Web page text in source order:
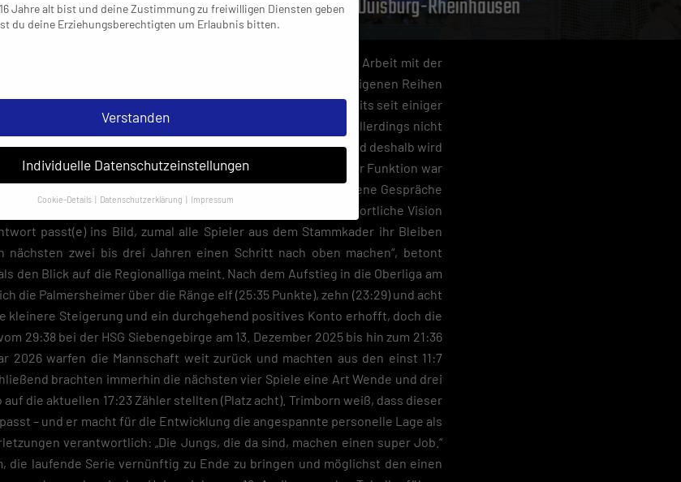
so ist, wird sich etwa Peter Trimborn aus der direkten Arbeit mit der
Saison) zurückziehen und den Stab an den aus den eigenen Reihen
der als Vertreter der nächsten Trainergeneration bereits seit einiger
ums Team alleinverantwortlich trifft. Peter Trimborn wäre allerdings nicht
Verrückter nicht in einer anderen Funktion an Bord bliebe – und deshalb wird
nun als Sportlicher Leiter mittragen/vorantreiben. In dieser Funktion war
unterwegs: „Wir hatten sehr angenehme und offene Gespräche
Unser Gerüst steht.“ Eine dieser Fragen ging auf die sportliche Vision
passt(e) ins Bild, zumal alle Spieler aus dem Stammkader ihr Bleiben
nächsten zwei bis drei Jahren einen Schritt nach oben machen“, betont
den Blick auf die Regionalliga meint. Nach dem Aufstieg in die Oberliga am
die Palmersheimer über die Ränge elf (25:35 Punkte), zehn (23:29) und acht
kleinere Steigerung und ein durchgehend positives Konto erhofft, doch die
29:38 bei der HSG Siebengebirge am 13. Dezember 2025 bis hin zum 21:36
2026 warfen die Mannschaft weit zurück und machten aus den einst 11:7
brachten immerhin die nächsten vier Spiele eine Art Wende und drei
die aktuellen 17:23 Zähler stellten (Platz acht). Trimborn weiß, dass dieser
– und er macht für die Entwicklung die angespannte personelle Lage als
verantwortlich: „Die Jungs, die da sind, machen einen super Job.“
die laufende Serie vernünftig zu Ende zu bringen und möglichst den einen
Jahre alt bist und deine Zustimmung zu freiwilligen Diensten geben
du deine Erziehungsberechtigten um Erlaubnis bitten.
& Nutzungsbedingungen
Verstanden
Individuelle Datenschutzeinstellungen
Cookie-Details Datenschutzerklärung Impressum
Datenschutzeinstellungen
wir den Dienst „GoogleAnalytics“ der Google Ireland
personenbezogene Daten verarbeitet werden (z. B. IP-
zu den Funktionen und Anbietern der verwendeten
unten unter „Cookie-Details“. Weitere Informationen über die
„Verstanden“ erklärst du dich mit der Verwendung der Cookies
bitten dich um Verständnis, dass du ohne Zustimmung zur
Jahre alt bist und deine Zustimmung zu freiwilligen Diensten geben
du deine Erziehungsberechtigten um Erlaubnis bitten.
Übersicht über alle verwendeten Cookies. Sie können Ihre
Kategorien geben oder sich weitere Informationen anzeigen
bestimmte Cookies auswählen.